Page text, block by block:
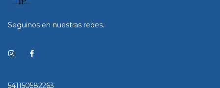
Seguinos en nuestras redes.
541150582263